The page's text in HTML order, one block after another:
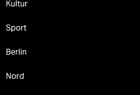
Kultur
Sport
Berlin
Nord